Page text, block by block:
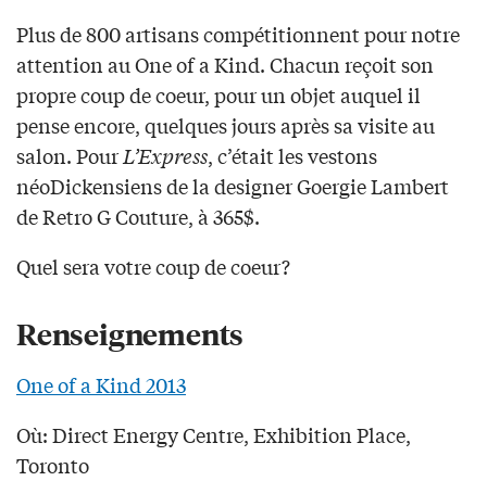
Plus de 800 artisans compétitionnent pour notre
attention au One of a Kind. Chacun reçoit son
propre coup de coeur, pour un objet auquel il
pense encore, quelques jours après sa visite au
salon. PourL’Express, c’était les vestons
néoDickensiens de la designer Goergie Lambert
de Retro G Couture, à 365$.
Quel sera votre coup de coeur?
Renseignements
One of a Kind 2013
Où: Direct Energy Centre, Exhibition Place,
Toronto